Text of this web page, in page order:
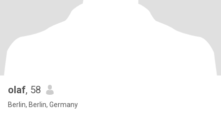
olaf, 58
Berlin, Berlin, Germany